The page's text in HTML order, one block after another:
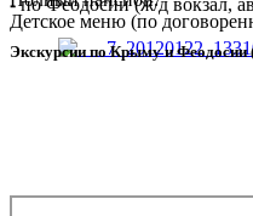
Детское меню (по
- по Феодосии (ж/д вокзал,
Экскурсии по Крыму и Феодосии